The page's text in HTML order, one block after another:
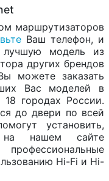
маршрутизаторов
Ваш телефон, и
модель из
других брендов
можете заказать
Вас моделей в
18 городах России.
до двери по всей
установить,
на нашем сайте
Hi-Fi и Hi-